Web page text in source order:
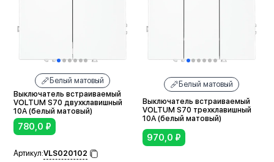
Белый матовый
Выключатель встраиваемый
VOLTUM S70 двухклавишный
10А (белый матовый)
780,0 ₽
Артикул:VLS020102
Белый матовый
Выключатель встраиваемый
VOLTUM S70 трехклавишный
10А (белый матовый)
970,0 ₽